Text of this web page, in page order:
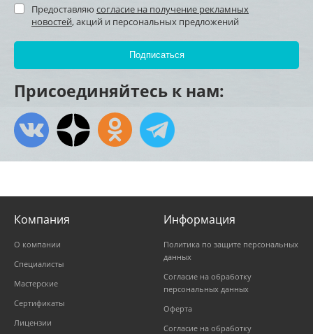
Предоставляю согласие на получение рекламных
новостей, акций и персональных предложений
Присоединяйтесь к нам:
Компания
О компании
Специалисты
Мастерские
Сертификаты
Лицензии
Информация
Политика по защите персональных
данных
Согласие на обработку
персональных данных
Оферта
Согласие на обработку